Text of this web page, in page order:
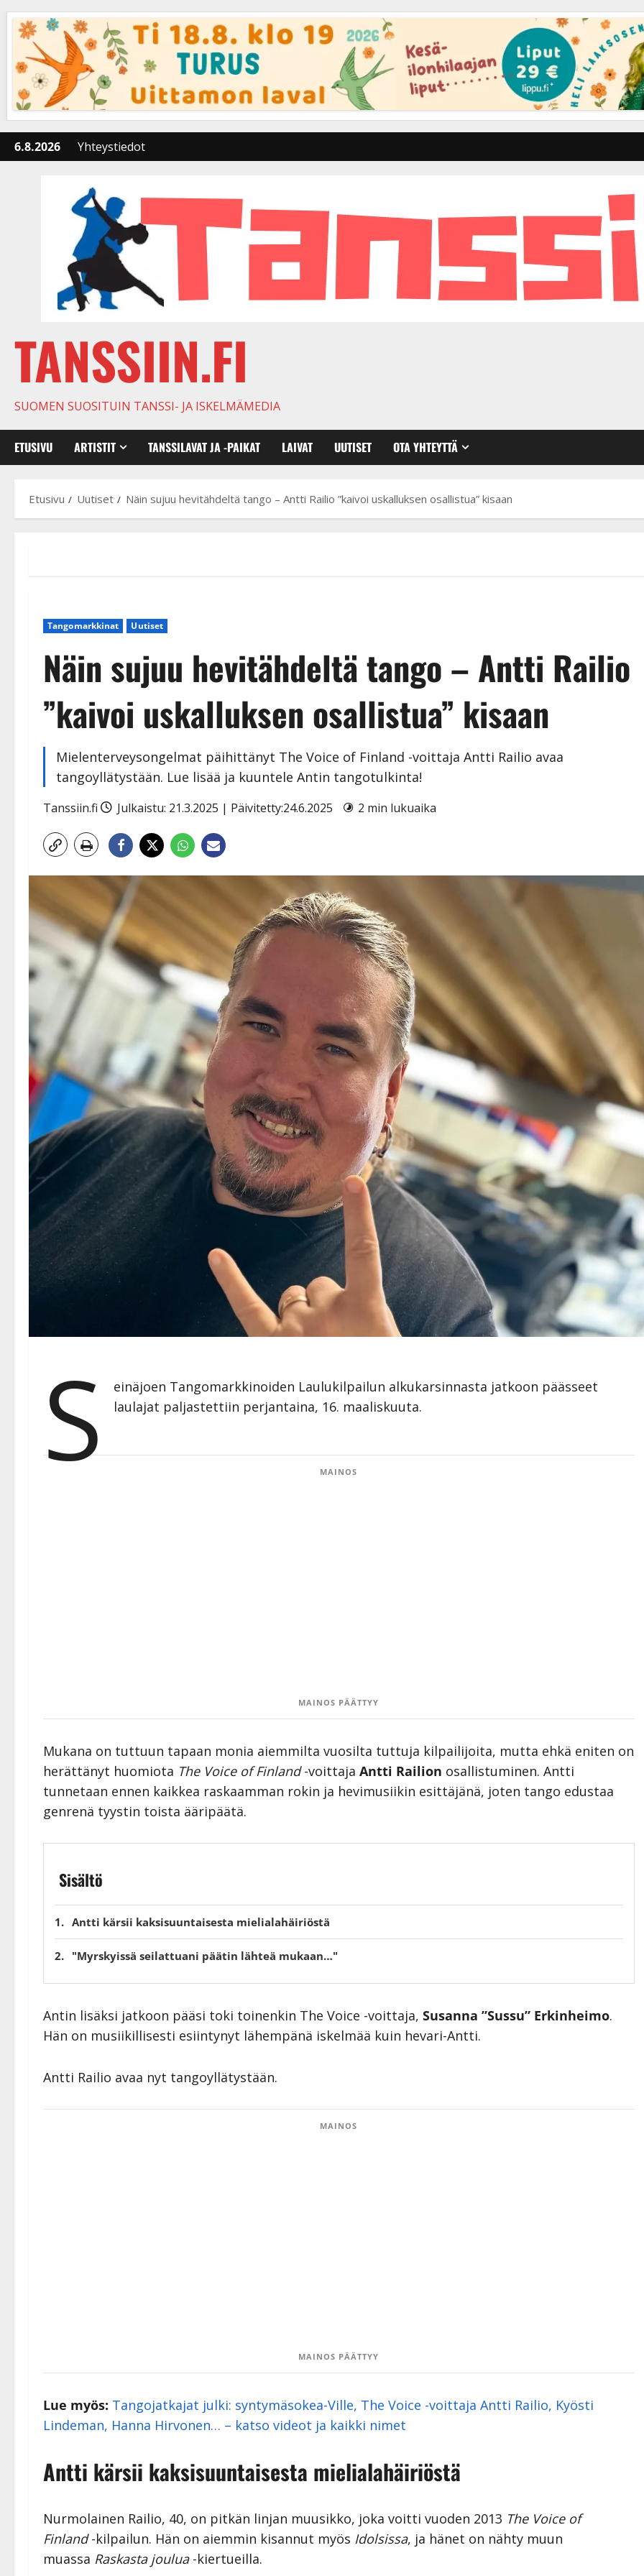
content
6.8.2026 Yhteystiedot
TANSSIIN.FI
SUOMEN SUOSITUIN TANSSI- JA ISKELMÄMEDIA
ETUSIVU ARTISTIT TANSSILAVAT JA -PAIKAT LAIVAT UUTISET OTA YHTEYTTÄ
Etusivu Uutiset Näin sujuu hevitähdeltä tango – Antti Railio ”kaivoi uskalluksen osallistua” kisaan
Tangomarkkinat Uutiset
Näin sujuu hevitähdeltä tango – Antti Railio
”kaivoi uskalluksen osallistua” kisaan
Mielenterveysongelmat päihittänyt The Voice of Finland -voittaja Antti Railio avaa
tangoyllätystään. Lue lisää ja kuuntele Antin tangotulkinta!
Tanssiin.fi Julkaistu: 21.3.2025 | Päivitetty:24.6.2025 2 min lukuaika
S
einäjoen Tangomarkkinoiden Laulukilpailun alkukarsinnasta jatkoon päässeet
laulajat paljastettiin perjantaina, 16. maaliskuuta.
MAINOS
MAINOS PÄÄTTYY
Mukana on tuttuun tapaan monia aiemmilta vuosilta tuttuja kilpailijoita, mutta ehkä eniten on
herättänyt huomiota The Voice of Finland-voittaja Antti Railion osallistuminen. Antti
tunnetaan ennen kaikkea raskaamman rokin ja hevimusiikin esittäjänä, joten tango edustaa
genrenä tyystin toista ääripäätä.
Sisältö
Antti kärsii kaksisuuntaisesta mielialahäiriöstä
"Myrskyissä seilattuani päätin lähteä mukaan…"
Antin lisäksi jatkoon pääsi toki toinenkin The Voice -voittaja, Susanna ”Sussu” Erkinheimo.
Hän on musiikillisesti esiintynyt lähempänä iskelmää kuin hevari-Antti.
Antti Railio avaa nyt tangoyllätystään.
MAINOS
MAINOS PÄÄTTYY
Lue myös: Tangojatkajat julki: syntymäsokea-Ville, The Voice -voittaja Antti Railio, Kyösti
Lindeman, Hanna Hirvonen… – katso videot ja kaikki nimet
Antti kärsii kaksisuuntaisesta mielialahäiriöstä
Nurmolainen Railio, 40, on pitkän linjan muusikko, joka voitti vuoden 2013 The Voice of
Finland-kilpailun. Hän on aiemmin kisannut myös Idolsissa, ja hänet on nähty muun
muassa Raskasta joulua -kiertueilla.